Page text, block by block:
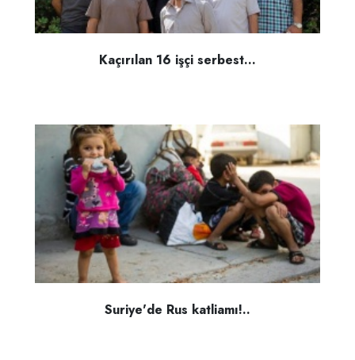
Kaçırılan 16 işçi serbest...
Suriye'de Rus katliamı!..